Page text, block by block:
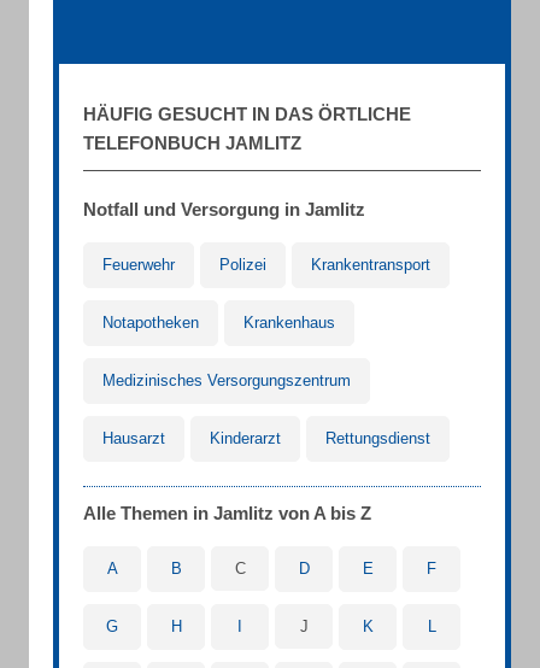
HÄUFIG GESUCHT IN DAS ÖRTLICHE
TELEFONBUCH JAMLITZ
Notfall und Versorgung in Jamlitz
Feuerwehr Polizei Krankentransport
Notapotheken Krankenhaus
Medizinisches Versorgungszentrum
Hausarzt Kinderarzt Rettungsdienst
Alle Themen in Jamlitz von A bis Z
A B C D E F
G H J K L